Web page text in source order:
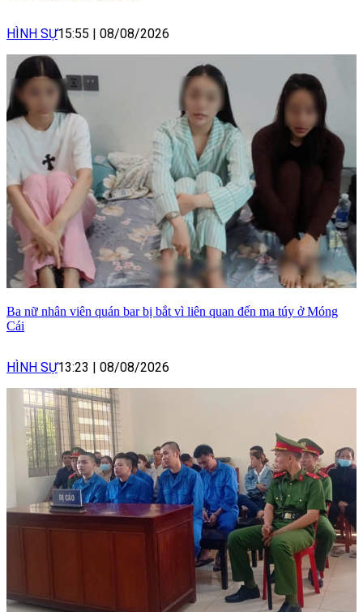
HÌNH SỰ15:55 | 08/08/2026
Ba nữ nhân viên quán bar bị bắt vì liên quan đến ma túy ở Móng
Cái
HÌNH SỰ13:23 | 08/08/2026